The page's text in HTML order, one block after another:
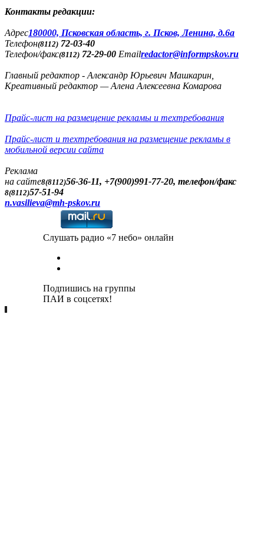
Контакты редакции:
Адреc180000, Псковская область, г. Псков, Ленина, д.6а
Телефон(8112) 72-03-40
Телефон/факс(8112) 72-29-00 Emailredactor@informpskov.ru
Главный редактор - Александр Юрьевич Машкарин,
Креативный редактор — Алена Алексеевна Комарова
Прайс-лист на размещение рекламы и техтребования
Прайс-лист и техтребования на размещение рекламы в
мобильной версии сайта
Реклама
на сайте8(8112)56-36-11, +7(900)991-77-20, телефон/факс
8(8112)57-51-94
n.vasilieva@mh-pskov.ru
Слушать радио «7 небо» онлайн
Подпишись на группы
ПАИ в соцсетях!